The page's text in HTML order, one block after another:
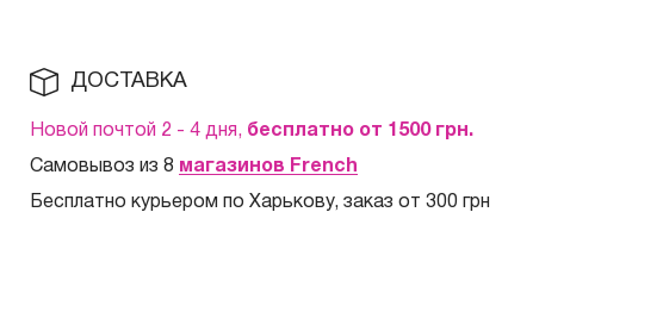
ДОСТАВКА
Новой почтой 2 - 4 дня, бесплатно от 1500 грн.
Самовывоз из 8 магазинов French
Бесплатно курьером по Харькову, заказ от 300 грн